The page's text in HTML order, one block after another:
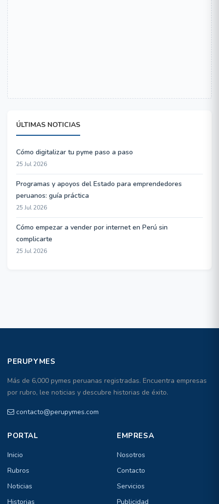
ÚLTIMAS NOTICIAS
Cómo digitalizar tu pyme paso a paso
25 Jul 2026
Programas y apoyos del Estado para emprendedores
peruanos: guía práctica
25 Jul 2026
Cómo empezar a vender por internet en Perú sin
complicarte
25 Jul 2026
PERUPYMES
Más de 6,000 pymes peruanas registradas. Encuentra empresas
por rubro, lee noticias y descubre historias de éxito.
contacto@perupymes.com
PORTAL
Inicio
Rubros
Noticias
Historias
EMPRESA
Nosotros
Contacto
Servicios
Publicidad